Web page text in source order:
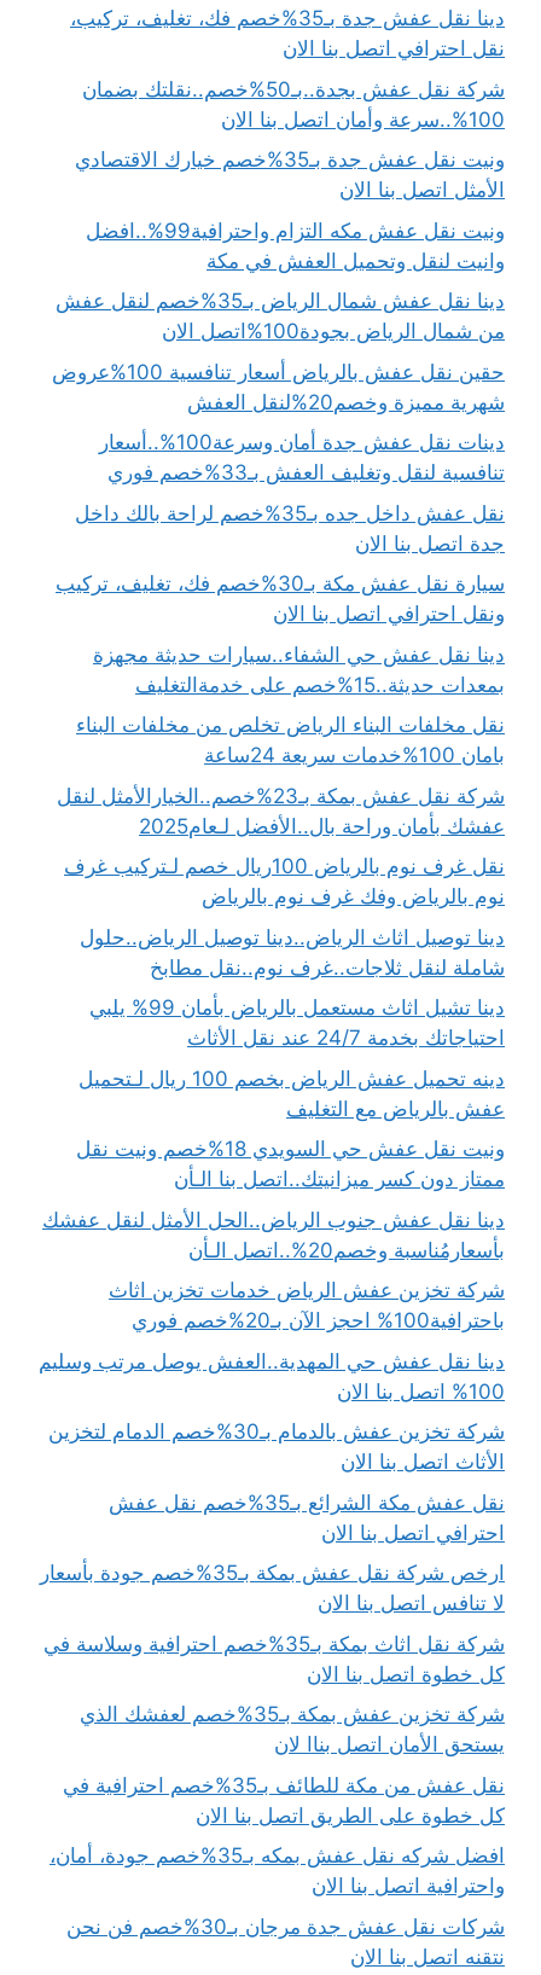
دينا نقل عفش جدة بـ35%خصم فك، تغليف، تركيب،
نقل احترافي اتصل بنا الان
شركة نقل عفش بجدة..بـ50%خصم..نقلتك بضمان
100%..سرعة وأمان اتصل بنا الان
ونيت نقل عفش جدة بـ35%خصم خيارك الاقتصادي
الأمثل اتصل بنا الان
ونيت نقل عفش مكه التزام واحترافية99%..افضل
وانيت لنقل وتحميل العفش في مكة
دينا نقل عفش شمال الرياض بـ35%خصم لنقل عفش
من شمال الرياض بجودة100%اتصل الان
حقين نقل عفش بالرياض أسعار تنافسية 100%عروض
شهرية مميزة وخصم20%لنقل العفش
دينات نقل عفش جدة أمان وسرعة100%..أسعار
تنافسية لنقل وتغليف العفش بـ33%خصم فوري
نقل عفش داخل جده بـ35%خصم لراحة بالك داخل
جدة اتصل بنا الان
سيارة نقل عفش مكة بـ30%خصم فك، تغليف، تركيب
ونقل احترافي اتصل بنا الان
دينا نقل عفش حي الشفاء..سيارات حديثة مجهزة
بمعدات حديثة..15%خصم على خدمةالتغليف
نقل مخلفات البناء الرياض تخلص من مخلفات البناء
بامان 100%خدمات سريعة 24ساعة
شركة نقل عفش بمكة بـ23%خصم..الخيارالأمثل لنقل
عفشك بأمان وراحة بال..الأفضل لـعام2025
نقل غرف نوم بالرياض 100ريال خصم لـتركيب غرف
نوم بالرياض وفك غرف نوم بالرياض
دينا توصيل اثاث الرياض..دينا توصيل الرياض..حلول
شاملة لنقل ثلاجات..غرف نوم..نقل مطابخ
دينا تشيل اثاث مستعمل بالرياض بأمان 99% يلبي
احتياجاتك بخدمة 24/7 عند نقل الأثاث
دينه تحميل عفش الرياض بخصم 100 ريال لـتحميل
عفش بالرياض مع التغليف
ونيت نقل عفش حي السويدي 18%خصم ونيت نقل
ممتاز دون كسر ميزانيتك..اتصل بنا الـأن
دينا نقل عفش جنوب الرياض..الحل الأمثل لنقل عفشك
بأسعارمُناسبة وخصم20%..اتصل الـأن
شركة تخزين عفش الرياض خدمات تخزين اثاث
باحترافية100% احجز الآن بـ20%خصم فوري
دينا نقل عفش حي المهدية..العفش يوصل مرتب وسليم
100% اتصل بنا الان
شركة تخزين عفش بالدمام بـ30%خصم الدمام لتخزين
الأثاث اتصل بنا الان
نقل عفش مكة الشرائع بـ35%خصم نقل عفش
احترافي اتصل بنا الان
ارخص شركة نقل عفش بمكة بـ35%خصم جودة بأسعار
لا تنافس اتصل بنا الان
شركة نقل اثاث بمكة بـ35%خصم احترافية وسلاسة في
كل خطوة اتصل بنا الان
شركة تخزين عفش بمكة بـ35%خصم لعفشك الذي
يستحق الأمان اتصل بناا لان
نقل عفش من مكة للطائف بـ35%خصم احترافية في
كل خطوة على الطريق اتصل بنا الان
افضل شركه نقل عفش بمكه بـ35%خصم جودة، أمان،
واحترافية اتصل بنا الان
شركات نقل عفش جدة مرجان بـ30%خصم فن نحن
نتقنه اتصل بنا الان